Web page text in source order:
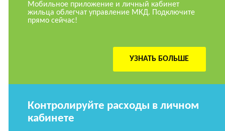
Мобильное приложение и личный кабинет
жильца облегчат управление МКД. Подключите
прямо сейчас!
УЗНАТЬ БОЛЬШЕ
Контролируйте расходы в личном
кабинете